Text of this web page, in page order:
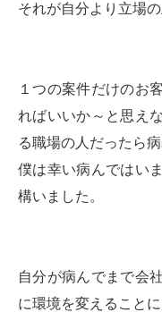
それが自分より立場
１つの案件だけのお
ればいいか～と思え
る職場の人だったら病
僕は幸い病んではい
構いました。
自分が病んでまで会
に環境を変えること